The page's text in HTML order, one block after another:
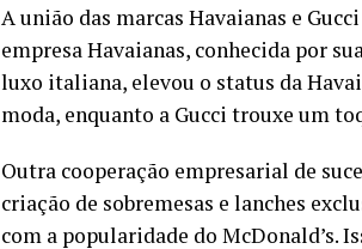
A união das marcas Havaianas e
empresa Havaianas, conhecida por
luxo italiana, elevou o status da
moda, enquanto a Gucci trouxe um
Outra cooperação empresarial de
criação de sobremesas e lanches
com a popularidade do McDonald’s.